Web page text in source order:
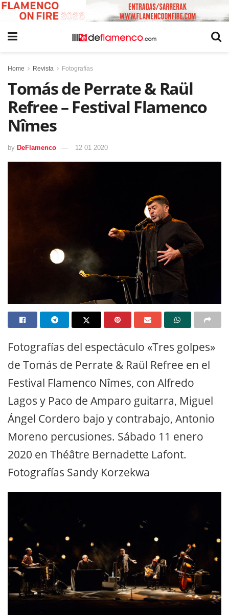
Home Revista Fotografías
Tomás de Perrate & Raül
Refree – Festival Flamenco
Nîmes
by DeFlamenco 12 01 2020
Fotografías del espectáculo «Tres golpes»
de Tomás de Perrate & Raül Refree en el
Festival Flamenco Nîmes, con Alfredo
Lagos y Paco de Amparo guitarra, Miguel
Ángel Cordero bajo y contrabajo, Antonio
Moreno percusiones. Sábado 11 enero
2020 en Théâtre Bernadette Lafont.
Fotografías Sandy Korzekwa